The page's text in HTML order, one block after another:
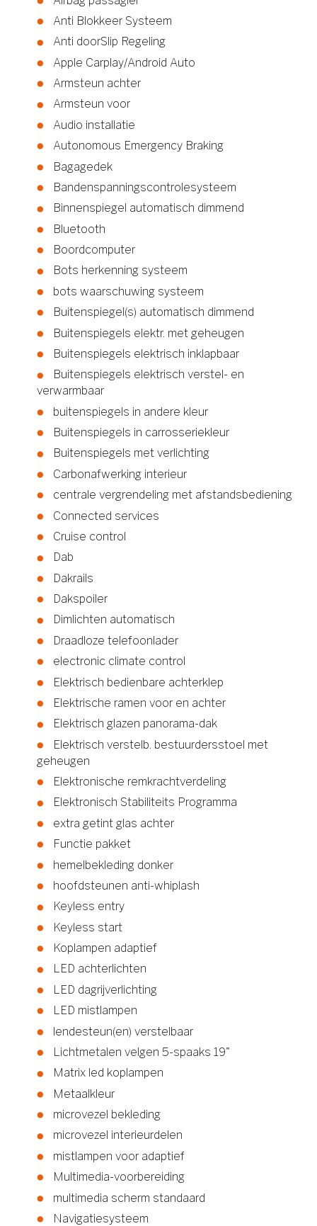
Anti Blokkeer Systeem
Anti doorSlip Regeling
Apple Carplay/Android Auto
Armsteun achter
Armsteun voor
Audio installatie
Autonomous Emergency Braking
Bagagedek
Bandenspanningscontrolesysteem
Binnenspiegel automatisch dimmend
Bluetooth
Boordcomputer
Bots herkenning systeem
bots waarschuwing systeem
Buitenspiegel(s) automatisch dimmend
Buitenspiegels elektr. met geheugen
Buitenspiegels elektrisch inklapbaar
Buitenspiegels elektrisch verstel- en
verwarmbaar
buitenspiegels in andere kleur
Buitenspiegels in carrosseriekleur
Buitenspiegels met verlichting
Carbonafwerking interieur
centrale vergrendeling met afstandsbediening
Connected services
Cruise control
Dab
Dakrails
Dakspoiler
Dimlichten automatisch
Draadloze telefoonlader
electronic climate control
Elektrisch bedienbare achterklep
Elektrische ramen voor en achter
Elektrisch glazen panorama-dak
Elektrisch verstelb. bestuurdersstoel met
geheugen
Elektronische remkrachtverdeling
Elektronisch Stabiliteits Programma
extra getint glas achter
Functie pakket
hemelbekleding donker
hoofdsteunen anti-whiplash
Keyless entry
Keyless start
Koplampen adaptief
LED achterlichten
LED dagrijverlichting
LED mistlampen
lendesteun(en) verstelbaar
Lichtmetalen velgen 5-spaaks 19"
Matrix led koplampen
Metaalkleur
microvezel bekleding
microvezel interieurdelen
mistlampen voor adaptief
Multimedia-voorbereiding
multimedia scherm standaard
Navigatiesysteem